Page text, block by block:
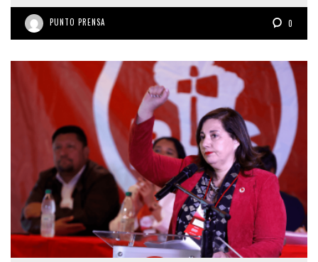
PUNTO PRENSA 0